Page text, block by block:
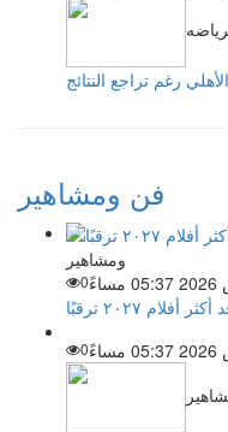
رغم تراجع النتائج
فن ومشاهير
ومشاهير
0
٢٠٢٧ ترقبًا
0